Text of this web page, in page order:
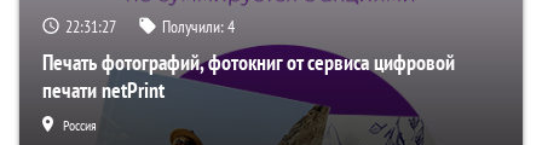
22:31:26 Получили:4
Печать фотографий, фотокниг от сервиса цифровой
печати netPrint
Россия